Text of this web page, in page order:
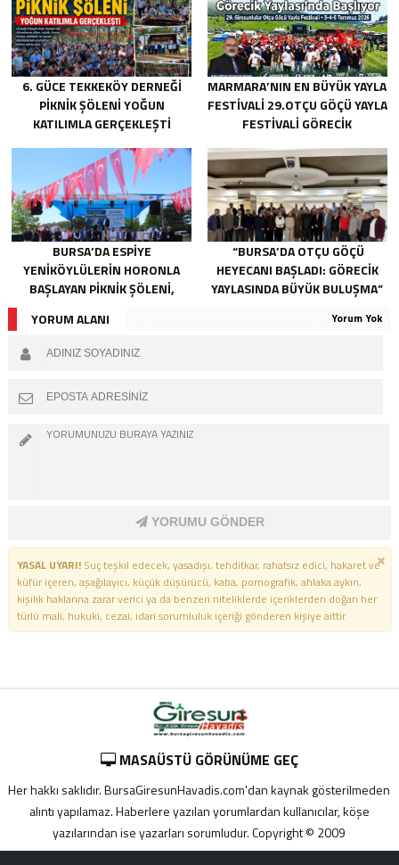
6. GÜCE TEKKEKÖY DERNEĞI
PIKNIK ŞÖLENI YOĞUN
KATILIMLA GERÇEKLEŞTI
MARMARA’NIN EN BÜYÜK YAYLA
FESTIVALI 29.OTÇU GÖÇÜ YAYLA
FESTIVALI GÖRECIK
BURSA’DA ESPIYE
YENIKÖYLÜLERIN HORONLA
BAŞLAYAN PIKNIK ŞÖLENI,
GELECEĞE ATILAN TEMELLERLE
TAÇLANDI
“BURSA’DA OTÇU GÖÇÜ
HEYECANI BAŞLADI: GÖRECIK
YAYLASINDA BÜYÜK BULUŞMA”
YORUM ALANI
Yorum Yok
YORUMU GÖNDER
YASAL UYARI!Suç teşkil edecek, yasadışı, tehditkar, rahatsız edici, hakaret ve
küfür içeren, aşağılayıcı, küçük düşürücü, kaba, pornografik, ahlaka aykırı,
kişilik haklarına zarar verici ya da benzeri niteliklerde içeriklerden doğan her
türlü mali, hukuki, cezai, idari sorumluluk içeriği gönderen kişiye aittir.
MASAÜSTÜ GÖRÜNÜME GEÇ
Her hakkı saklıdır. BursaGiresunHavadis.com'dan kaynak gösterilmeden
alıntı yapılamaz. Haberlere yazılan yorumlardan kullanıcılar, köşe
yazılarından ise yazarları sorumludur. Copyright © 2009